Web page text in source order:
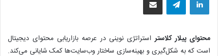
محتوای پیلار کلاستراستراتژی نوینی در عرصه بازاریابی محتوای دیجیتال
است که به شکل‌گیری و بهینه‌سازی ساختار وب‌سایت‌ها کمک شایانی می‌کند.